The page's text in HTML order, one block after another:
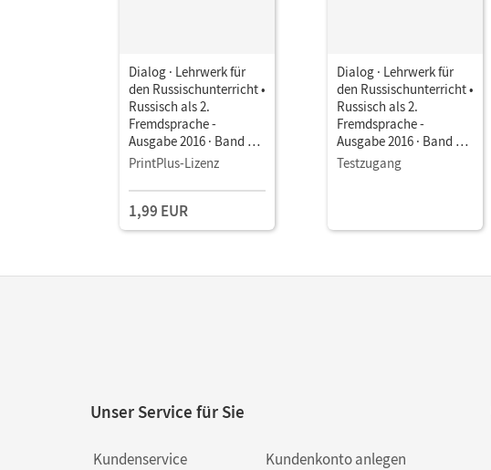
Dialog · Lehrwerk für
den Russischunterricht •
Russisch als 2.
Fremdsprache -
Ausgabe 2016 · Band 3 •
Schulbuch als E-Book
PrintPlus-Lizenz
1,99 EUR
Dialog · Lehrwerk für
den Russischunterricht •
Russisch als 2.
Fremdsprache -
Ausgabe 2016 · Band 3 •
Schulbuch als E-Book
Testzugang
Unser Service für Sie
Kundenservice
Kundenkonto anlegen